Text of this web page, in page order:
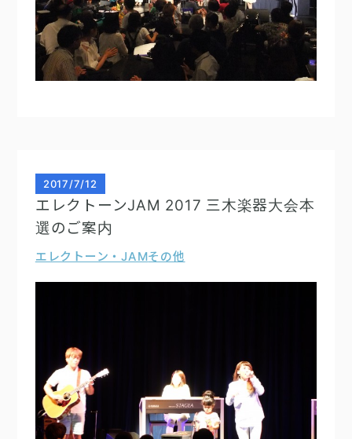
2017/7/12
エレクトーンJAM 2017 三木楽器大会本
選のご案内
エレクトーン・JAMその他